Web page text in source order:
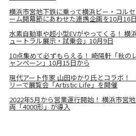
横浜市営地下鉄に乗って横浜ビー・コル
ーム開幕節にあわせた連携企画を10月16
水素自動車や超小型EVがやってくる！ 横
ュートラル展示・試乗会」10月9日
10点集めて必ずもらえる！ 崎陽軒「秋の
ャンペーン」10月15日から
現代アート作家 山田ゆかり氏とコラボ
リーで展覧会「Artistic Life」を開催
2022年5月から営業運行開始！ 横浜市営
両「4000形」が導入